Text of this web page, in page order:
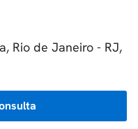
Rio de Janeiro - RJ,